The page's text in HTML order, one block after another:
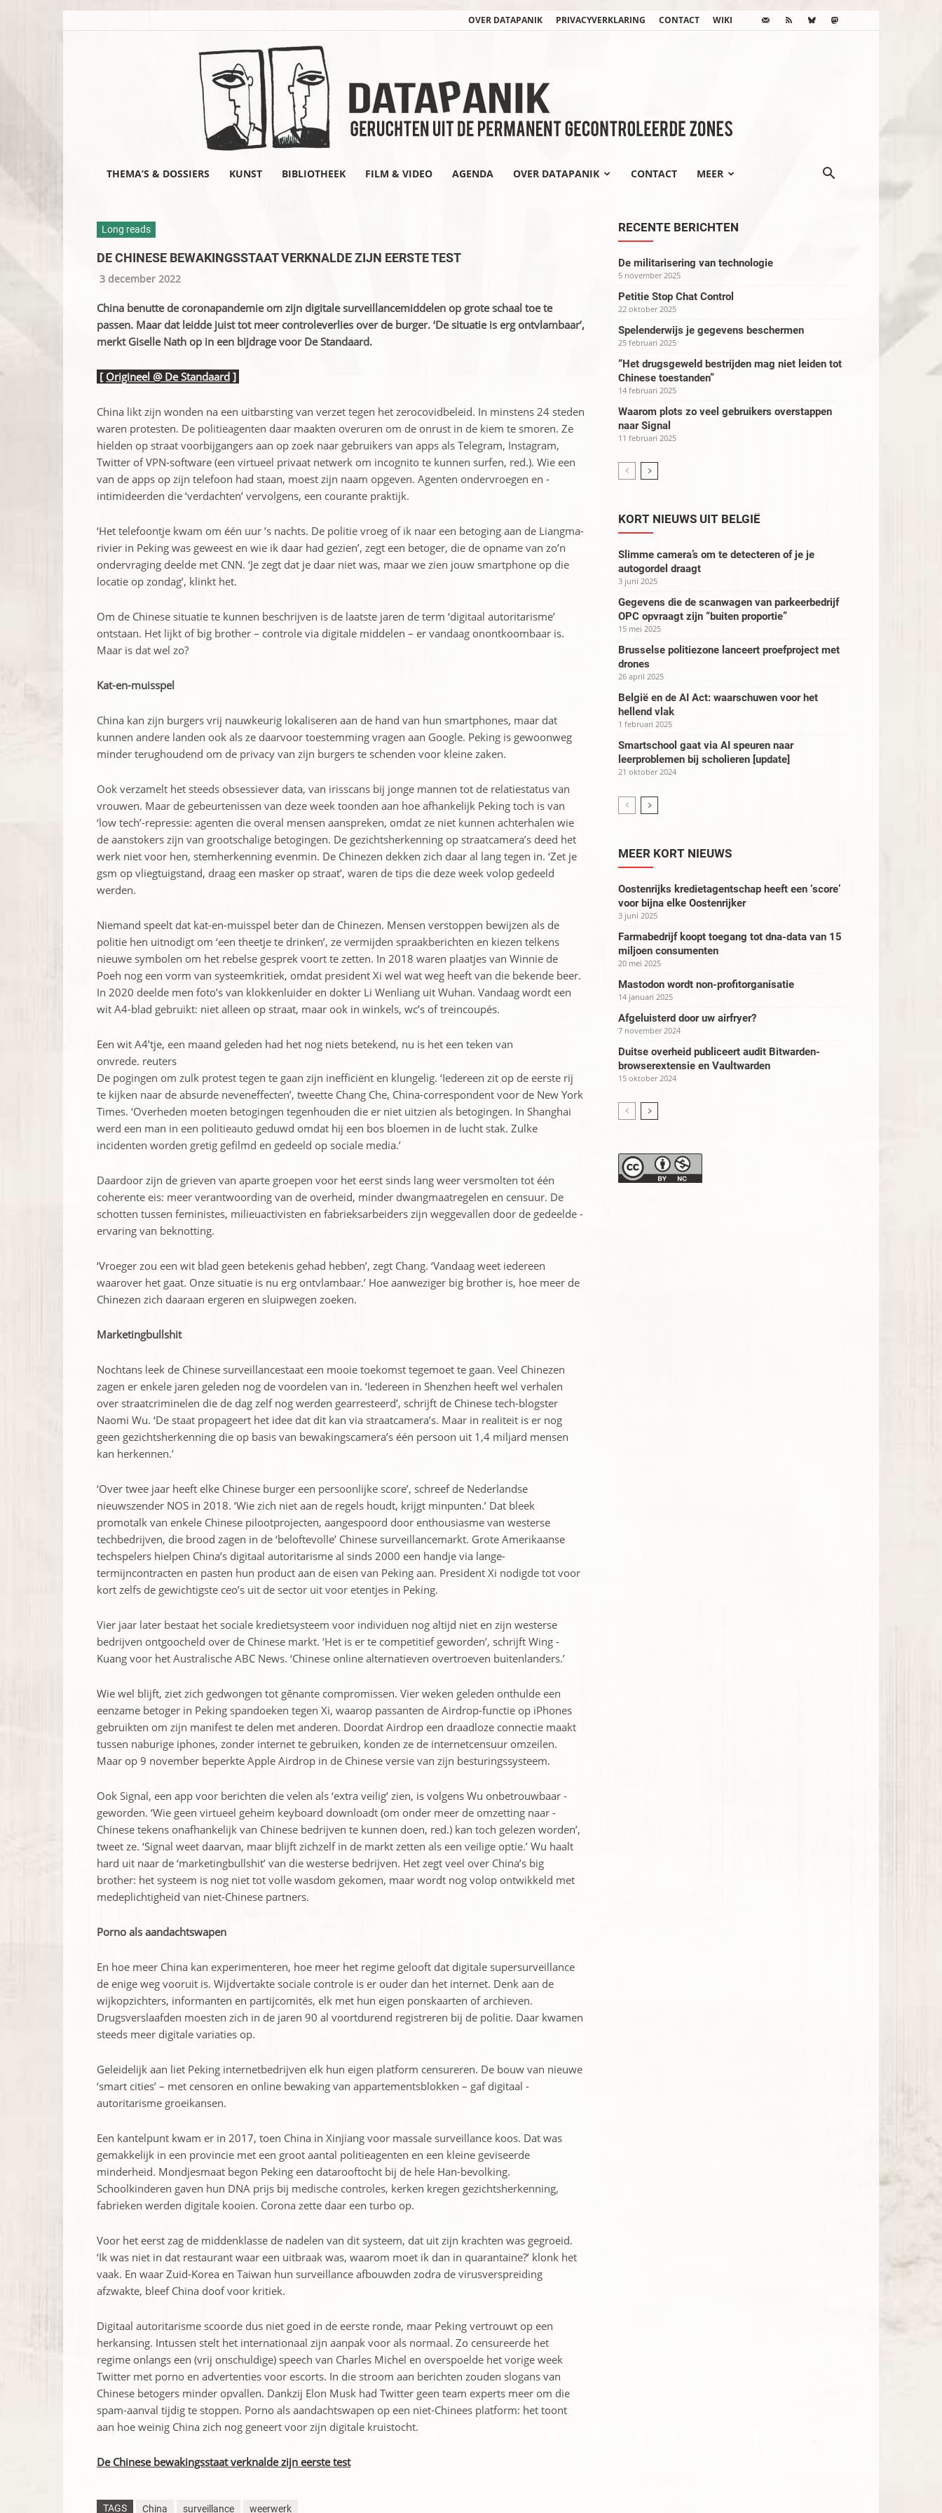
OVER DATAPANIK PRIVACYVERKLARING CONTACT WIKI
THEMA’S & DOSSIERS KUNST BIBLIOTHEEK FILM & VIDEO AGENDA OVER DATAPANIK CONTACT MEER
Long reads
DE CHINESE BEWAKINGSSTAAT VERKNALDE ZIJN EERSTE TEST
3 december 2022
China benutte de coronapandemie om zijn digitale surveillancemiddelen op grote schaal toe te
passen. Maar dat leidde juist tot meer controleverlies over de burger. ‘De situatie is erg ontvlambaar’,
merkt Giselle Nath op in een bijdrage voor De Standaard.
[ Origineel @ De Standaard ]
China likt zijn wonden na een uitbarsting van verzet tegen het zerocovidbeleid. In minstens 24 steden
waren protesten. De politieagenten daar maakten overuren om de ­onrust in de kiem te smoren. Ze
hielden op straat voorbijgangers aan op zoek naar gebruikers van apps als Telegram, Instagram,
Twitter of VPN-software (een virtueel privaat netwerk om incognito te kunnen surfen, red.). Wie een
van de apps op zijn telefoon had staan, moest zijn naam ­opgeven. Agenten ­ondervroegen en ­
intimideerden die ‘verdachten’ vervolgens, een courante praktijk.
‘Het telefoontje kwam om één uur ’s nachts. De politie vroeg of ik naar een betoging aan de Liangma-
rivier in Peking was geweest en wie ik daar had gezien’, zegt een betoger, die de opname van zo’n
ondervraging deelde met CNN. ‘Je zegt dat je daar niet was, maar we zien jouw smartphone op die
locatie op zondag’, klinkt het.
Om de Chinese situatie te kunnen beschrijven is de laatste jaren de term ‘digitaal autoritarisme’
ontstaan. Het lijkt of big brother – controle via digitale middelen – er vandaag onontkoombaar is.
Maar is dat wel zo?
Kat-en-muisspel
China kan zijn burgers vrij nauwkeurig lokaliseren aan de hand van hun smartphones, maar dat
kunnen andere landen ook als ze daarvoor toestemming vragen aan Google. ­Peking is gewoonweg
minder ­terughoudend om de privacy van zijn burgers te schenden voor kleine zaken.
Ook verzamelt het steeds obsessiever data, van irisscans bij jonge mannen tot de relatiestatus van
vrouwen. Maar de gebeurtenissen van deze week toonden aan hoe ­afhankelijk Peking toch is van
‘low tech’-repressie: agenten die overal mensen aanspreken, omdat ze niet kunnen achterhalen wie
de aanstokers zijn van grootschalige betogingen. De gezichtsherkenning op straat­camera’s deed het
werk niet voor hen, stemherkenning evenmin. De Chinezen dekken zich daar al lang tegen in. ‘Zet je
gsm op vliegtuigstand, draag een masker op straat’, waren de tips die deze week ­volop gedeeld
werden.
Niemand speelt dat kat-en-muisspel beter dan de Chinezen. Mensen verstoppen bewijzen als de
politie hen uitnodigt om ‘een theetje te drinken’, ze vermijden spraakberichten en kiezen telkens
nieuwe symbolen om het rebelse gesprek voort te zetten. In 2018 ­waren plaatjes van Winnie de
Poeh nog een vorm van systeemkritiek, omdat president Xi wel wat weg heeft van die bekende beer.
In 2020 deelde men foto’s van klokkenluider en dokter Li Wenliang uit ­Wuhan. Vandaag wordt een
wit A4-blad gebruikt: niet alleen op straat, maar ook in winkels, wc’s of treincoupés.
Een wit A4’tje, een maand geleden had het nog niets betekend, nu is het een teken van
onvrede. reuters
De pogingen om zulk protest ­tegen te gaan zijn inefficiënt en klungelig. ‘Iedereen zit op de eerste rij
te kijken naar de absurde neven­effecten’, tweette Chang Che, ­China-correspondent voor de New York
Times. ‘Overheden moeten ­betogingen tegenhouden die er niet uitzien als betogingen. In Shanghai
werd een man in een ­politieauto geduwd omdat hij een bos bloemen in de lucht stak. Zulke
incidenten worden ­gretig gefilmd en gedeeld op sociale media.’
Daardoor zijn de grieven van aparte groepen voor het eerst sinds lang weer versmolten tot één
coherente eis: meer verantwoording van de overheid, minder dwangmaatregelen en censuur. De
schotten tussen feministes, milieuactivisten en fabrieksarbeiders zijn weggevallen door de gedeelde ­
ervaring van beknotting.
‘Vroeger zou een wit blad geen betekenis gehad hebben’, zegt Chang. ‘Vandaag weet iedereen
waarover het gaat. Onze situatie is nu erg ontvlambaar.’ Hoe aan­weziger big brother is, hoe meer de
Chinezen zich daaraan ergeren en sluipwegen zoeken.
Marketingbullshit
Nochtans leek de Chinese surveillancestaat een mooie toekomst ­tegemoet te gaan. Veel Chinezen
zagen er enkele jaren geleden nog de voordelen van in. ‘Iedereen in Shenzhen heeft wel verhalen
over straatcriminelen die de dag zelf nog werden gearresteerd’, schrijft de Chinese tech-blogster
Naomi Wu. ‘De staat propageert het idee dat dit kan via straatcamera’s. Maar in realiteit is er nog
geen ­gezichtsherkenning die op basis van bewakingscamera’s één persoon uit 1,4 miljard mensen
kan herkennen.’
‘Over twee jaar heeft elke Chinese burger een persoonlijke score’, schreef de Nederlandse
nieuwszender NOS in 2018. ‘Wie zich niet aan de regels houdt, krijgt minpunten.’ Dat bleek
promotalk van enkele Chinese pilootprojecten, aangespoord door ­enthousiasme van westerse
techbedrijven, die brood zagen in de ‘beloftevolle’ ­Chinese surveillancemarkt. Grote Amerikaanse
techspelers hielpen China’s digitaal autoritarisme al sinds 2000 een handje via ­lange-
termijncontracten en pasten hun product aan de ­eisen van Peking aan. President Xi ­nodigde tot voor
kort zelfs de ­gewichtigste ceo’s uit de sector uit voor etentjes in Peking.
Vier jaar later bestaat het sociale kredietsysteem voor individuen nog altijd niet en zijn westerse
bedrijven ontgoocheld over de ­Chinese markt. ‘Het is er te competitief geworden’, schrijft Wing ­
Kuang voor het Australische ABC News. ‘Chinese online alternatieven overtroeven buitenlanders.’
Wie wel blijft, ziet zich gedwongen tot gênante compromissen. Vier ­weken geleden onthulde een
eenzame betoger in Peking spandoeken tegen Xi, waarop passanten de Airdrop-functie op iPhones
gebruikten om zijn manifest te ­delen met anderen. Doordat Airdrop een draadloze connectie maakt
tussen naburige iphones, zonder internet te gebruiken, konden ze de internetcensuur omzeilen.
Maar op 9 november beperkte Apple Airdrop in de Chinese versie van zijn besturingssysteem.
Ook Signal, een app voor berichten die velen als ‘extra veilig’ zien, is volgens Wu onbetrouwbaar ­
geworden. ‘Wie geen virtueel ­geheim keyboard downloadt (om onder meer de omzetting naar ­
Chinese tekens onafhankelijk van Chinese bedrijven te kunnen doen, red.) kan toch gelezen worden’,
tweet ze. ‘Signal weet daarvan, maar blijft zichzelf in de markt zetten als een veilige optie.’ Wu haalt
hard uit naar de ‘marketing­bullshit’ van die westerse bedrijven. Het zegt veel over China’s big
brother: het systeem is nog niet tot volle wasdom gekomen, maar wordt nog volop ontwikkeld met
medeplichtigheid van niet-Chinese partners.
Porno als aandachtswapen
En hoe meer China kan experimenteren, hoe meer het regime ­gelooft dat digitale supersurveillance
de enige weg vooruit is. Wijdvertakte sociale controle is er ­ouder dan het internet. Denk aan de
wijkopzichters, informanten en partijcomités, elk met hun eigen ponskaarten of archieven.
Drugsverslaafden moesten zich in de jaren 90 al voortdurend registreren bij de politie. Daar kwamen
steeds meer digitale variaties op.
Geleidelijk aan liet Peking internetbedrijven elk hun eigen platform censureren. De bouw van nieuwe
‘smart cities’ – met censoren en online bewaking van appartementsblokken – gaf digitaal ­
autoritarisme groeikansen.
Een kantelpunt kwam er in 2017, toen China in Xinjiang voor massale surveillance koos. Dat was
gemakkelijk in een provincie met een groot aantal politieagenten en een kleine geviseerde
minderheid. Mondjesmaat begon Peking een datarooftocht bij de hele Han-bevolking.
Schoolkinderen gaven hun DNA prijs bij medische controles, kerken kregen gezichtsherkenning,
fabrieken werden digitale kooien. Corona zette daar een turbo op.
Voor het eerst zag de middenklasse de nadelen van dit systeem, dat uit zijn krachten was gegroeid.
‘Ik was niet in dat restaurant waar een uitbraak was, waarom moet ik dan in quarantaine?’ klonk het
vaak. En waar Zuid-Korea en Taiwan hun surveillance ­afbouwden zodra de virusverspreiding
afzwakte, bleef China doof voor kritiek.
Digitaal autoritarisme scoorde dus niet goed in de eerste ronde, maar Peking vertrouwt op een
herkansing. Intussen stelt het internationaal zijn aanpak voor als normaal. Zo censureerde het
regime onlangs een (vrij onschuldige) speech van Charles Michel en overspoelde het vorige week
Twitter met porno en advertenties voor ­escorts. In die stroom aan berichten zouden slogans van
Chinese ­betogers minder opvallen. Dankzij Elon Musk had Twitter geen team experts meer om die
spam-aanval tijdig te stoppen. Porno als aandachtswapen op een niet­-Chinees platform: het toont
aan hoe weinig China zich nog geneert voor zijn­ ­digitale kruistocht.
De Chinese bewakingsstaat verknalde zijn eerste test
TAGS China surveillance weerwerk
RECENTE BERICHTEN
De militarisering van technologie
5 november 2025
Petitie Stop Chat Control
22 oktober 2025
Spelenderwijs je gegevens beschermen
25 februari 2025
“Het drugsgeweld bestrijden mag niet leiden tot
Chinese toestanden”
14 februari 2025
Waarom plots zo veel gebruikers overstappen
naar Signal
11 februari 2025
KORT NIEUWS UIT BELGIË
Slimme camera’s om te detecteren of je je
autogordel draagt
3 juni 2025
Gegevens die de scanwagen van parkeerbedrijf
OPC opvraagt zijn “buiten proportie”
15 mei 2025
Brusselse politiezone lanceert proefproject met
drones
26 april 2025
België en de AI Act: waarschuwen voor het
hellend vlak
1 februari 2025
Smartschool gaat via AI speuren naar
leerproblemen bij scholieren [update]
21 oktober 2024
MEER KORT NIEUWS
Oostenrijks kredietagentschap heeft een ‘score’
voor bijna elke Oostenrijker
3 juni 2025
Farmabedrijf koopt toegang tot dna-data van 15
miljoen consumenten
20 mei 2025
Mastodon wordt non-profitorganisatie
14 januari 2025
Afgeluisterd door uw airfryer?
7 november 2024
Duitse overheid publiceert audit Bitwarden-
browserextensie en Vaultwarden
15 oktober 2024